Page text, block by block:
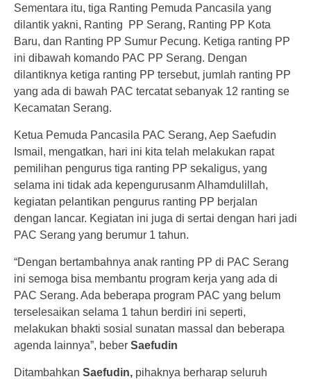
Sementara itu, tiga Ranting Pemuda Pancasila yang
dilantik yakni, Ranting PP Serang, Ranting PP Kota
Baru, dan Ranting PP Sumur Pecung. Ketiga ranting PP
ini dibawah komando PAC PP Serang. Dengan
dilantiknya ketiga ranting PP tersebut, jumlah ranting PP
yang ada di bawah PAC tercatat sebanyak 12 ranting se
Kecamatan Serang.
Ketua Pemuda Pancasila PAC Serang, Aep Saefudin
Ismail, mengatkan, hari ini kita telah melakukan rapat
pemilihan pengurus tiga ranting PP sekaligus, yang
selama ini tidak ada kepengurusanm Alhamdulillah,
kegiatan pelantikan pengurus ranting PP berjalan
dengan lancar. Kegiatan ini juga di sertai dengan hari jadi
PAC Serang yang berumur 1 tahun.
“Dengan bertambahnya anak ranting PP di PAC Serang
ini semoga bisa membantu program kerja yang ada di
PAC Serang. Ada beberapa program PAC yang belum
terselesaikan selama 1 tahun berdiri ini seperti,
melakukan bhakti sosial sunatan massal dan beberapa
agenda lainnya”, beber Saefudin
Ditambahkan Saefudin, pihaknya berharap seluruh